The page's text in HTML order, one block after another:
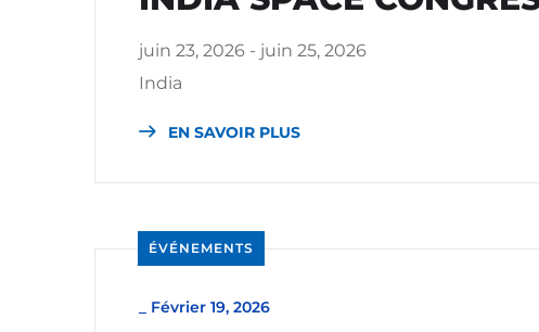
juin 23, 2026 - juin 25, 2026
India
EN SAVOIR PLUS
ÉVÉNEMENTS
Février 19, 2026